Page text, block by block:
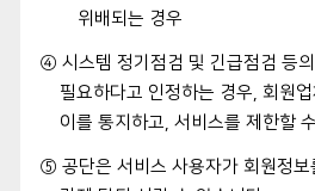
위배되는 경우
④ 시스템 정기점검 및 긴급점검 등
필요하다고 인정하는 경우, 회원
이를 통지하고, 서비스를 제한할
⑤ 공단은 서비스 사용자가 회원정보